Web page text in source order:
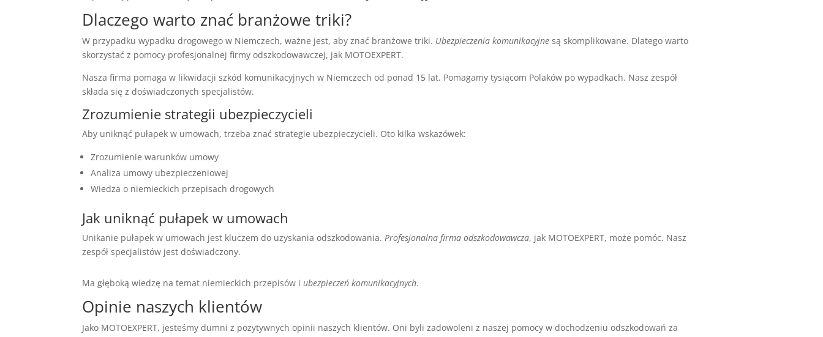
Dlaczego warto znać branżowe triki?
W przypadku wypadku drogowego w Niemczech, ważne jest, aby znać branżowe triki. Ubezpieczenia komunikacyjne są skomplikowane. Dlatego warto
skorzystać z pomocy profesjonalnej firmy odszkodowawczej, jak MOTOEXPERT.
Nasza firma pomaga w likwidacji szkód komunikacyjnych w Niemczech od ponad 15 lat. Pomagamy tysiącom Polaków po wypadkach. Nasz zespół
składa się z doświadczonych specjalistów.
Zrozumienie strategii ubezpieczycieli
Aby uniknąć pułapek w umowach, trzeba znać strategie ubezpieczycieli. Oto kilka wskazówek:
Zrozumienie warunków umowy
Analiza umowy ubezpieczeniowej
Wiedza o niemieckich przepisach drogowych
Jak uniknąć pułapek w umowach
Unikanie pułapek w umowach jest kluczem do uzyskania odszkodowania.Profesjonalna firma odszkodowawcza, jak MOTOEXPERT, może pomóc. Nasz
zespół specjalistów jest doświadczony.
Ma głęboką wiedzę na temat niemieckich przepisów iubezpieczeń komunikacyjnych.
Opinie naszych klientów
Jako MOTOEXPERT, jesteśmy dumni z pozytywnych opinii naszych klientów. Oni byli zadowoleni z naszej pomocy w dochodzeniu odszkodowań za